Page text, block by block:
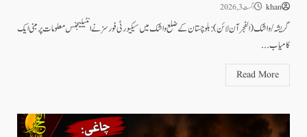
khan اگست 3, 2026
گریشہ/واشک (الفجرآن لائن): بلوچستان کے ضلع واشک میں سیکیورٹی فورسز نے انٹیلیجنس معلومات پر مبنی ایک
کامیاب...
Read More